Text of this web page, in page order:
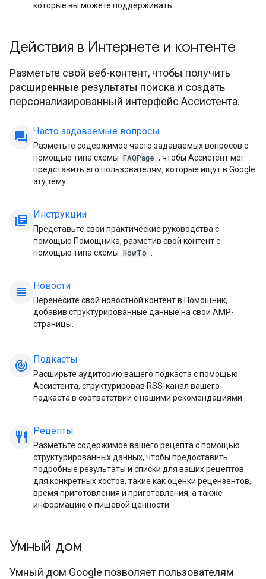
которые вы можете поддерживать.
Действия в Интернете и контенте
Разметьте свой веб-контент, чтобы получить
расширенные результаты поиска и создать
персонализированный интерфейс Ассистента.
question_answer Часто задаваемые вопросы
Разметьте содержимое часто задаваемых вопросов с
помощью типа схемы FAQPage , чтобы Ассистент мог
представить его пользователям, которые ищут в Google
эту тему.
library_books Инструкции
Представьте свои практические руководства с
помощью Помощника, разметив свой контент с
помощью типа схемы HowTo
view_headline Новости
Перенесите свой новостной контент в Помощник,
добавив структурированные данные на свои AMP-
страницы.
track_changes Подкасты
Расширьте аудиторию вашего подкаста с помощью
Ассистента, структурировав RSS-канал вашего
подкаста в соответствии с нашими рекомендациями.
restaurant_meal
Рецепты
Разметьте содержимое вашего рецепта с помощью
структурированных данных, чтобы предоставить
подробные результаты и списки для ваших рецептов
для конкретных хостов, такие как оценки рецензентов,
время приготовления и приготовления, а также
информацию о пищевой ценности.
Умный дом
Умный дом Google позволяет пользователям